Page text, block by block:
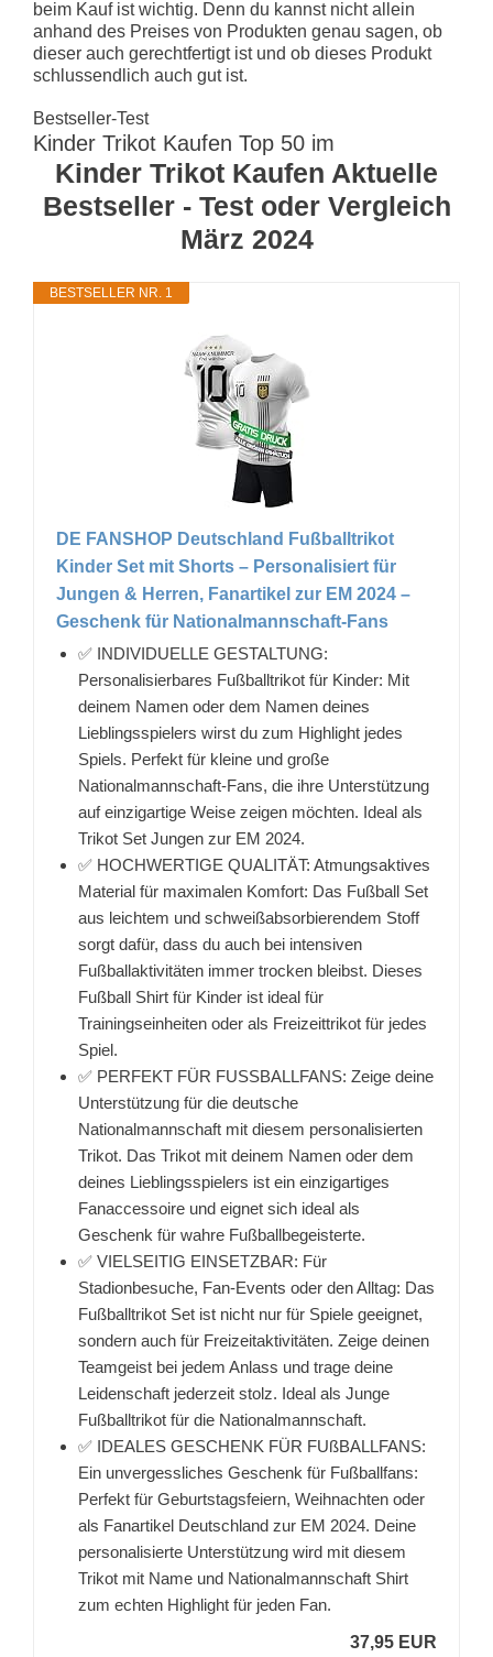
beim Kauf ist wichtig. Denn du kannst nicht allein
anhand des Preises von Produkten genau sagen, ob
dieser auch gerechtfertigt ist und ob dieses Produkt
schlussendlich auch gut ist.
Bestseller-Test
Kinder Trikot Kaufen Top 50 im
Kinder Trikot Kaufen Aktuelle
Bestseller - Test oder Vergleich
März 2024
BESTSELLER NR. 1
DE FANSHOP Deutschland Fußballtrikot
Kinder Set mit Shorts – Personalisiert für
Jungen & Herren, Fanartikel zur EM 2024 –
Geschenk für Nationalmannschaft-Fans
✅ INDIVIDUELLE GESTALTUNG:
Personalisierbares Fußballtrikot für Kinder: Mit
deinem Namen oder dem Namen deines
Lieblingsspielers wirst du zum Highlight jedes
Spiels. Perfekt für kleine und große
Nationalmannschaft-Fans, die ihre Unterstützung
auf einzigartige Weise zeigen möchten. Ideal als
Trikot Set Jungen zur EM 2024.
✅ HOCHWERTIGE QUALITÄT: Atmungsaktives
Material für maximalen Komfort: Das Fußball Set
aus leichtem und schweißabsorbierendem Stoff
sorgt dafür, dass du auch bei intensiven
Fußballaktivitäten immer trocken bleibst. Dieses
Fußball Shirt für Kinder ist ideal für
Trainingseinheiten oder als Freizeittrikot für jedes
Spiel.
✅ PERFEKT FÜR FUSSBALLFANS: Zeige deine
Unterstützung für die deutsche
Nationalmannschaft mit diesem personalisierten
Trikot. Das Trikot mit deinem Namen oder dem
deines Lieblingsspielers ist ein einzigartiges
Fanaccessoire und eignet sich ideal als
Geschenk für wahre Fußballbegeisterte.
✅ VIELSEITIG EINSETZBAR: Für
Stadionbesuche, Fan-Events oder den Alltag: Das
Fußballtrikot Set ist nicht nur für Spiele geeignet,
sondern auch für Freizeitaktivitäten. Zeige deinen
Teamgeist bei jedem Anlass und trage deine
Leidenschaft jederzeit stolz. Ideal als Junge
Fußballtrikot für die Nationalmannschaft.
✅ IDEALES GESCHENK FÜR FUßBALLFANS:
Ein unvergessliches Geschenk für Fußballfans:
Perfekt für Geburtstagsfeiern, Weihnachten oder
als Fanartikel Deutschland zur EM 2024. Deine
personalisierte Unterstützung wird mit diesem
Trikot mit Name und Nationalmannschaft Shirt
zum echten Highlight für jeden Fan.
37,95 EUR